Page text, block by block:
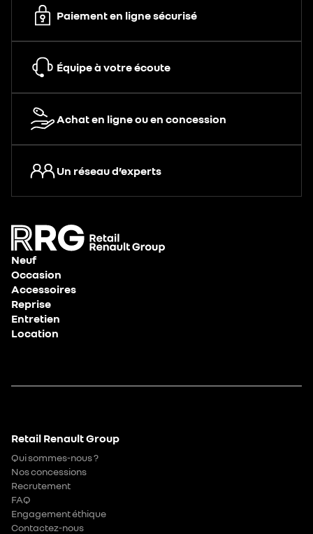
Paiement en ligne sécurisé
Équipe à votre écoute
Achat en ligne ou en concession
Un réseau d’experts
Neuf
Occasion
Accessoires
Reprise
Entretien
Location
Retail Renault Group
Qui sommes-nous ?
Nos concessions
Recrutement
FAQ
Engagement éthique
Contactez-nous